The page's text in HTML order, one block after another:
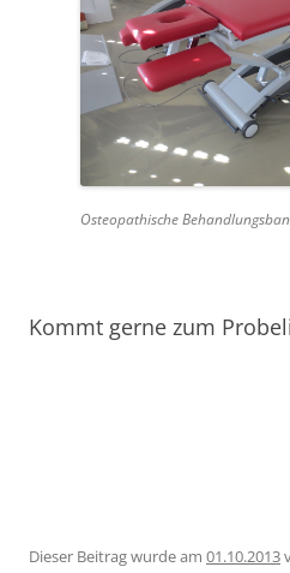
Osteopathische
Kommt gerne zum
Dieser Beitrag wurde am 01.10.2013